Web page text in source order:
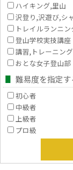
ハイキング,里山
沢登り,沢遊び,シ
トレイルランニン
登山学校実技講座
講習,トレーニング
おとな女子登山部
難易度を指定す
初心者
中級者
上級者
プロ級